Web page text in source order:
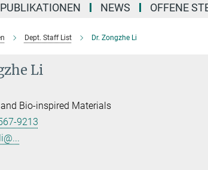
PUBLIKATIONEN NEWS OFFENE
Dept. Staff List Dr. Zongzhe Li
Li
Bio-inspired Materials
9213